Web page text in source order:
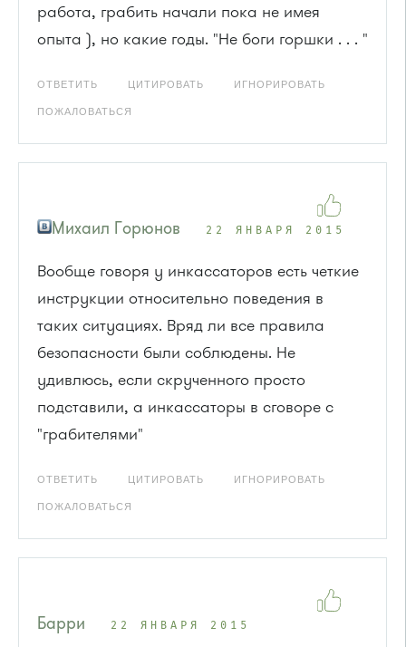
работа, грабить начали пока не имея
опыта ), но какие годы. "Не боги горшки . . . "
ОТВЕТИТЬ ЦИТИРОВАТЬ ИГНОРИРОВАТЬ
ПОЖАЛОВАТЬСЯ
Михаил Горюнов 22 ЯНВАРЯ 2015
Вообще говоря у инкассаторов есть четкие
инструкции относительно поведения в
таких ситуациях. Вряд ли все правила
безопасности были соблюдены. Не
удивлюсь, если скрученного просто
подставили, а инкассаторы в сговоре с
"грабителями"
ОТВЕТИТЬ ЦИТИРОВАТЬ ИГНОРИРОВАТЬ
ПОЖАЛОВАТЬСЯ
Барри 22 ЯНВАРЯ 2015